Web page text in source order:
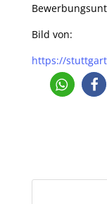
Bild von:
https://